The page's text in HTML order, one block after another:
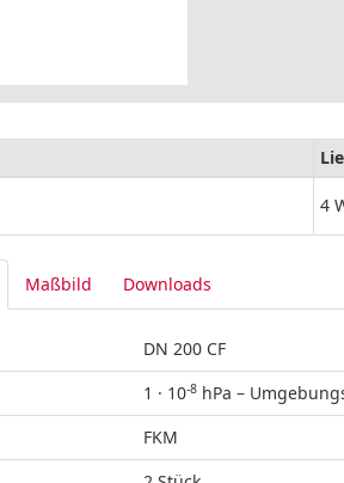
4
Maßbild Downloads
DN 200 CF
1 · 10-8 hPa –
FKM